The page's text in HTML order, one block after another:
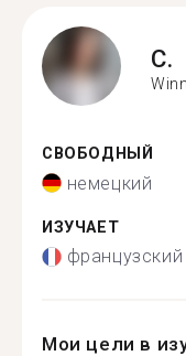
C.
СВОБОДНЫЙ
немецкий
ИЗУЧАЕТ
французский
Мои цели в